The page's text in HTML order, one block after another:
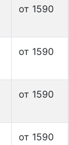
от 1590
от 1590
от 1590
от 1590